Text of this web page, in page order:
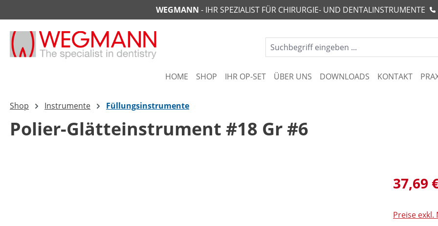
Zur Hauptnavigation springenWEGMANN - IHR SPEZIALIST FÜR CHIRURGIE- UND DENTALINSTRUMENTE
HOME SHOP IHR OP-SET ÜBER UNS DOWNLOADS KONTAKT
Shop Instrumente Füllungsinstrumente
Polier-Glätteinstrument #18 Gr #6
37,69
Preise exkl.